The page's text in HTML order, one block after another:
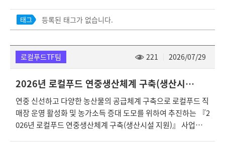
참고해주시기 바랍니다. 붙임 1. [서식] 응시원서 및 자기소개서
등. 2. 2026년 미래농업시험포장 기간제근로자 채용 공고문. 끝.
업 2. 신청기간 : 2026. 8. 10.(월)까지 3.신청대상 - 파주시 로컬
푸드 직매장으로 등록한 직매장 운영주체(농업법인, 생산자단
농업인·생산자단체 4. 사업내용 : 포장재 등 지원 ※붙임 참조 5.
신청방법 :파주시농업기술센터 2층 도시농업과 로컬푸드TF팀
방문신청(파주시 통일로 600) / (우편, 이메일불가) 6.구비서류 -
사업대상자(직매장 운영주체) · 【서식1】 로컬푸드 생산기반
(상품차별화) 지원 사업 신청서 · 증빙자료: 로컬푸드직매장 매
출실적(25년 전체), 사업자등록증(직매장), 견적서, 영업신고증
(용기·포장류 제조업) 등 - 사업대상자(납품 농업인·생산자단
태그 등록된 태그가 없습니다.
로컬푸드TF팀 221 2026/07/29
2026년 로컬푸드 연중생산체계 구축(생산시설 지원) 사업 추가 신청 접수 안내(지침 변경 및 신청기한 연장)
연중 신선하고 다양한 농산물의 공급체계 구축으로 로컬푸드 직
매장 운영 활성화 및 농가소득 증대 도모를 위하여 추진하는 『2
026년 로컬푸드 연중생산체계 구축(생산시설 지원)』 사업의